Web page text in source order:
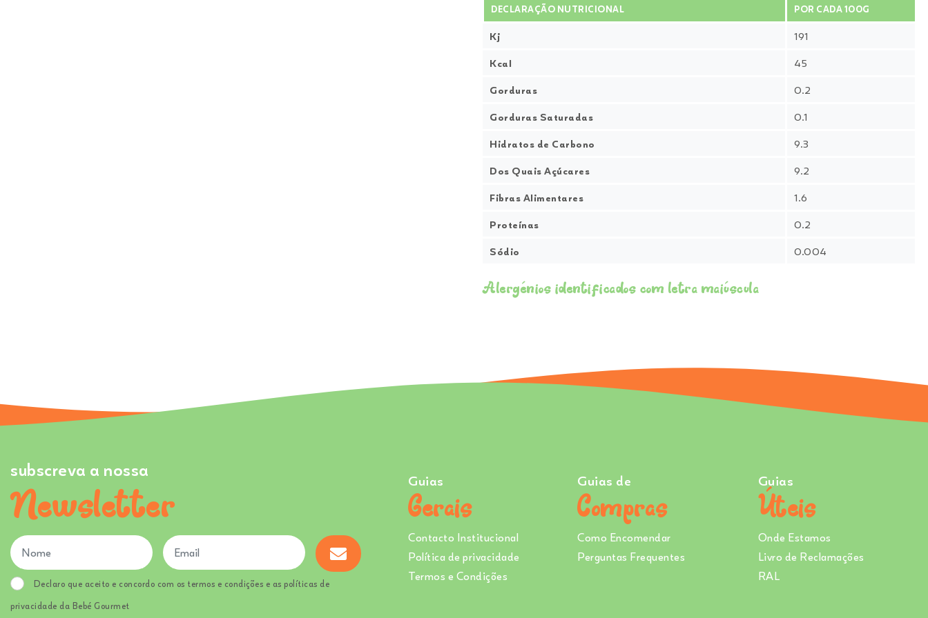
DECLARAÇÃO NUTRICIONAL POR CADA 100G
Kj 191
Kcal 45
Gorduras 0.2
Gorduras Saturadas 0.1
Hidratos de Carbono 9.3
Dos Quais Açúcares 9.2
Fibras Alimentares 1.6
Proteínas 0.2
Sódio 0.004
Alergénios identificados com letra maiúscula
subscreva a nossa
Newsletter
Declaro que aceito e concordo com os termos e condições e as políticas de
privacidade da Bebé Gourmet
Guias
Gerais
Contacto Institucional
Política de privacidade
Termos e Condições
Guias de
Compras
Como Encomendar
Perguntas Frequentes
Guias
Úteis
Onde Estamos
Livro de Reclamações
RAL